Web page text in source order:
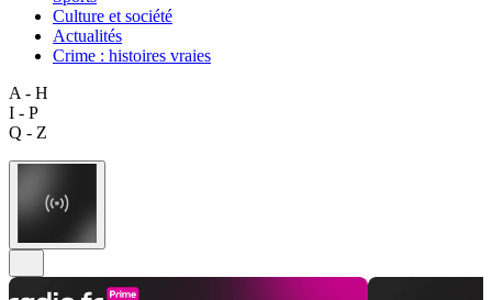
Culture et société
Actualités
Crime : histoires vraies
A - H
I - P
Q - Z